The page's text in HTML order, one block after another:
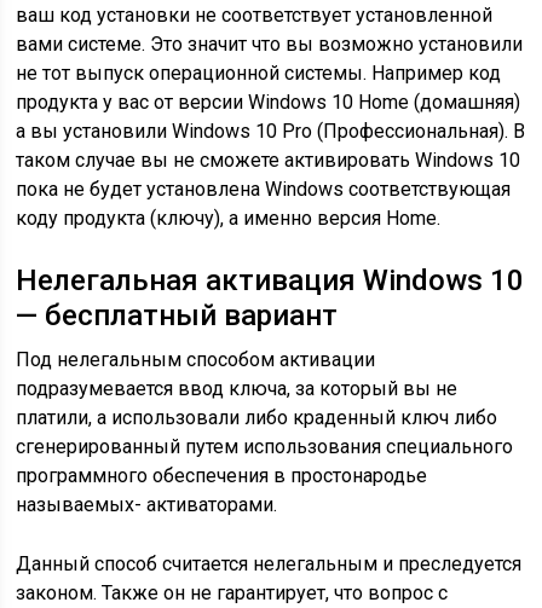
ваш код установки не соответствует установленной
вами системе. Это значит что вы возможно установили
не тот выпуск операционной системы. Например код
продукта у вас от версии Windows 10 Home (домашняя)
а вы установили Windows 10 Pro (Профессиональная). В
таком случае вы не сможете активировать Windows 10
пока не будет установлена Windows соответствующая
коду продукта (ключу), а именно версия Home.
Нелегальная активация Windows 10
— бесплатный вариант
Под нелегальным способом активации
подразумевается ввод ключа, за который вы не
платили, а использовали либо краденный ключ либо
сгенерированный путем использования специального
программного обеспечения в простонародье
называемых- активаторами.
Данный способ считается нелегальным и преследуется
законом. Также он не гарантирует, что вопрос с